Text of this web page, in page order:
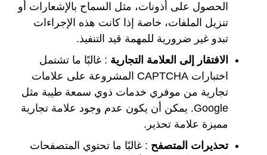
الحصول على أذونات، مثل السماح بالإشعارات أو
تنزيل الملفات، خاصة إذا كانت هذه الإجراءات
تبدو غير ضرورية للمهمة قيد التنفيذ.
الافتقار إلى العلامة التجارية : غالبًا ما تشتمل
اختبارات CAPTCHA المشروعة على علامات
تجارية من موفري خدمات ذوي سمعة طيبة مثل
Google. يمكن أن يكون عدم وجود علامة تجارية
مميزة علامة تحذير.
تحذيرات المتصفح : غالبًا ما تحتوي المتصفحات